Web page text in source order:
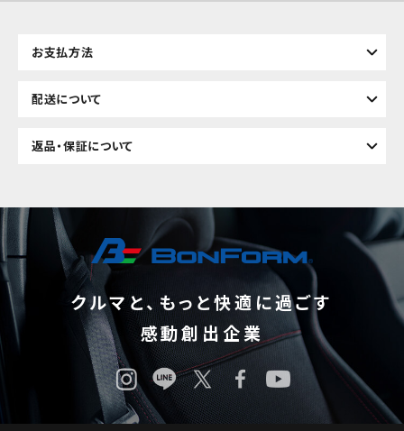
お支払方法
配送について
返品・保証について
クルマと、もっと快適に過ごす
感動創出企業